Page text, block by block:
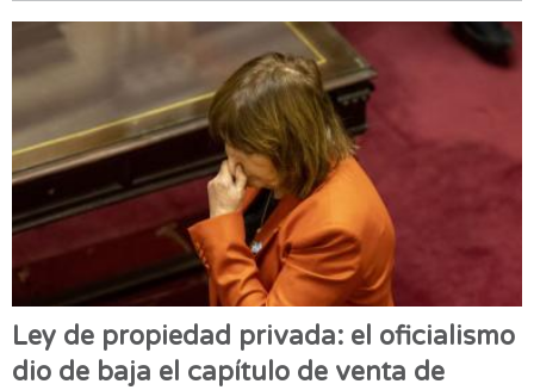
Ley de propiedad privada: el oficialismo
dio de baja el capítulo de venta de